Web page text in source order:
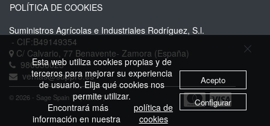
POLÍTICA DE COOKIES
Suministros Agrícolas e Industriales Rodríguez, S.l.
- CIF:B49149354
C/ Calvario, 77 Benavente- Zamora (España)
980636023
ventas@suppro.es
© 2026 - Sage Spain ™ (v.20.27)
Esta web utiliza cookies propias y de
terceros para mejorar su experiencia
de usuario. Elija qué cookies nos
permite utilizar.
Encontrará más
información en nuestra
política de
cookies
Acepto
Configurar